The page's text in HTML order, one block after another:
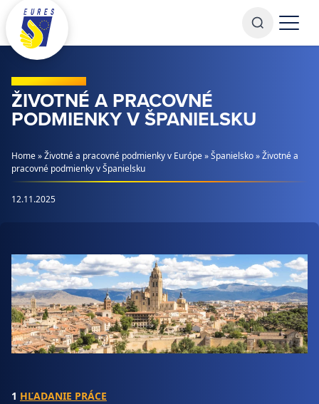
Prejsť na obsah
ŽIVOTNÉ A PRACOVNÉ
PODMIENKY V ŠPANIELSKU
Home»Životné a pracovné podmienky v Európe»Španielsko»Životné a
pracovné podmienky v Španielsku
12.11.2025
1 HĽADANIE PRÁCE